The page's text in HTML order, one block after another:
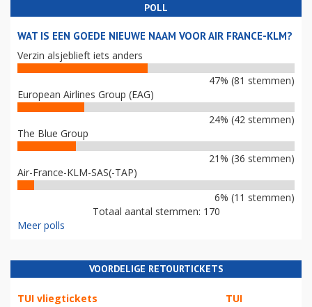
POLL
WAT IS EEN GOEDE NIEUWE NAAM VOOR AIR FRANCE-KLM?
Verzin alsjeblieft iets anders
47% (81 stemmen)
European Airlines Group (EAG)
24% (42 stemmen)
The Blue Group
21% (36 stemmen)
Air-France-KLM-SAS(-TAP)
6% (11 stemmen)
Totaal aantal stemmen: 170
Meer polls
VOORDELIGE RETOURTICKETS
TUI vliegtickets TUI